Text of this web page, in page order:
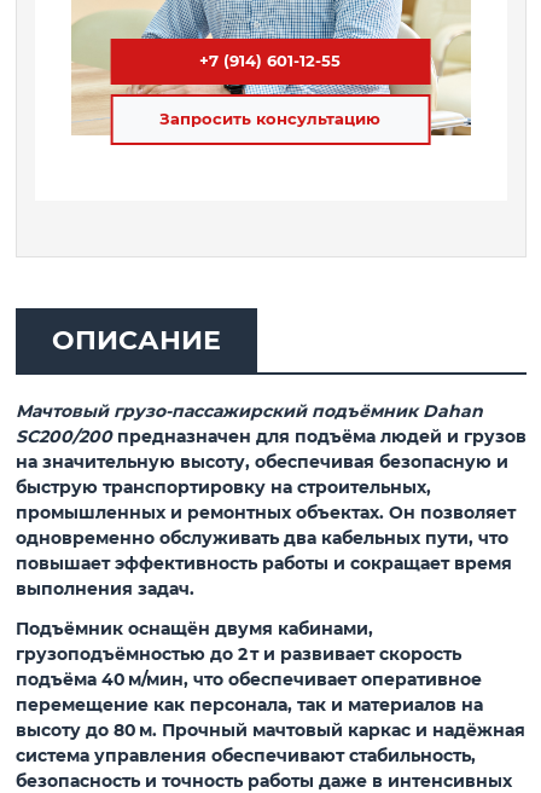
+7 (914) 601-12-55
Запросить консультацию
ОПИСАНИЕ
Мачтовый грузо-пассажирский подъёмник Dahan
SC200/200предназначен для подъёма людей и грузов
на значительную высоту, обеспечивая безопасную и
быструю транспортировку на строительных,
промышленных и ремонтных объектах. Он позволяет
одновременно обслуживать два кабельных пути, что
повышает эффективность работы и сокращает время
выполнения задач.
Подъёмник оснащён двумя кабинами,
грузоподъёмностью до 2 т и развивает скорость
подъёма 40 м/мин, что обеспечивает оперативное
перемещение как персонала, так и материалов на
высоту до 80 м. Прочный мачтовый каркас и надёжная
система управления обеспечивают стабильность,
безопасность и точность работы даже в интенсивных